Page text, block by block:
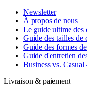
Newsletter
À propos de nous
Le guide ultime des
Guide des tailles de
Guide des formes
Guide d'entretien
Business vs. Casual
Livraison & paiement